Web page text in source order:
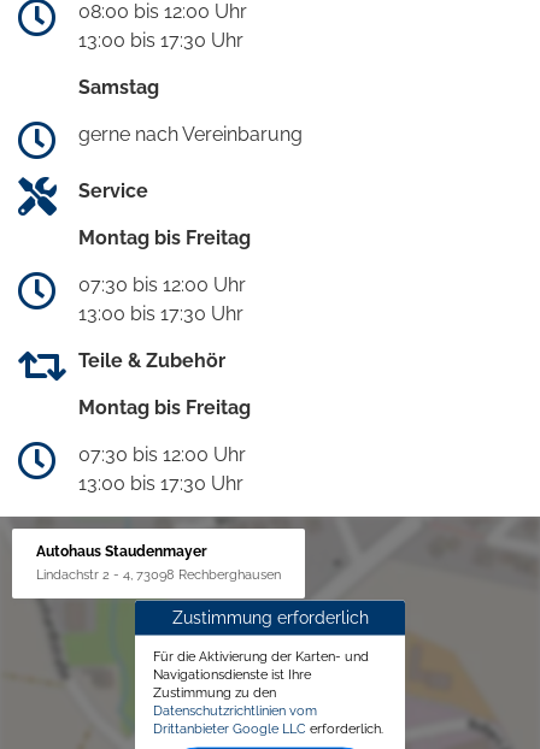
08:00 bis 12:00 Uhr
13:00 bis 17:30 Uhr
Samstag
gerne nach Vereinbarung
Service
Montag bis Freitag
07:30 bis 12:00 Uhr
13:00 bis 17:30 Uhr
Teile & Zubehör
Montag bis Freitag
07:30 bis 12:00 Uhr
13:00 bis 17:30 Uhr
Autohaus Staudenmayer
Lindachstr 2 - 4, 73098 Rechberghausen
Zustimmung erforderlich
Für die Aktivierung der Karten- und
Navigationsdienste ist Ihre
Zustimmung zu den
Datenschutzrichtlinien vom
Drittanbieter Google LLC erforderlich.